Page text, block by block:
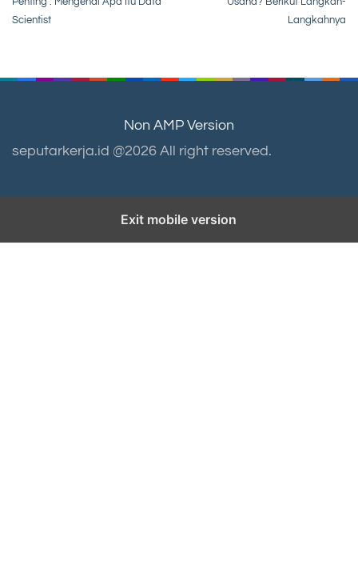
navigation
Scientist
Langkahnya
Non AMP Version
seputarkerja.id @2026 All right reserved.
Exit mobile version